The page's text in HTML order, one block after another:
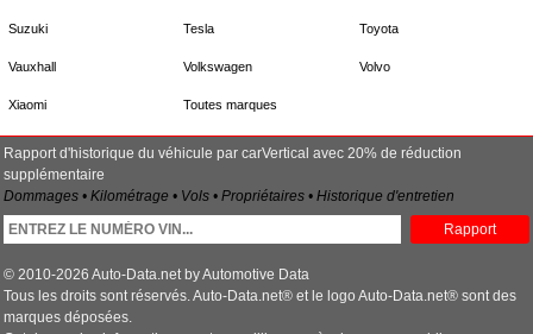
Suzuki Tesla Toyota
Vauxhall Volkswagen Volvo
Xiaomi Toutes marques
Rapport d'historique du véhicule par carVertical avec 20% de réduction
supplémentaire
Dommages • Kilométrage • Vols • Propriétaires • Historique d'entretien
Rapport
© 2010-2026 Auto-Data.net by Automotive Data
Tous les droits sont réservés. Auto-Data.net® et le logo Auto-Data.net® sont des
marques déposées.